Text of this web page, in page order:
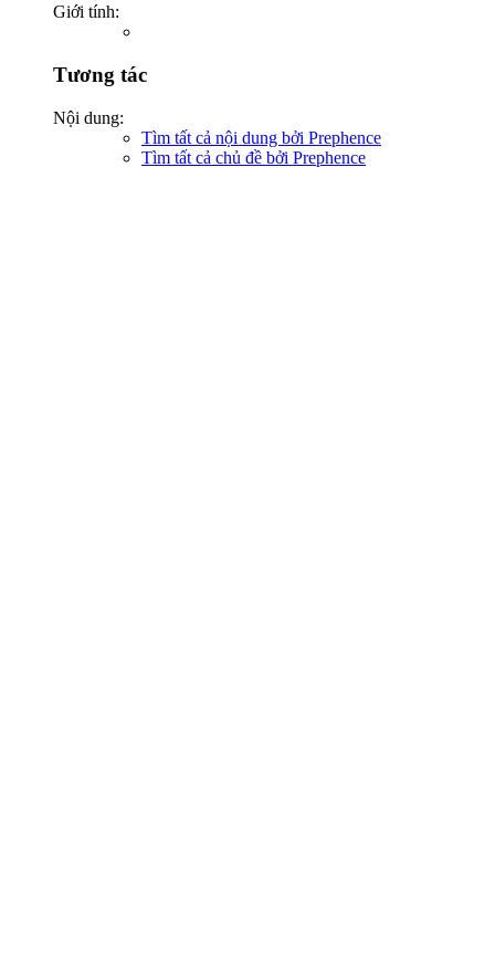
Giới tính:
Tương tác
Nội dung:
Tìm tất cả nội dung bởi Prephence
Tìm tất cả chủ đề bởi Prephence